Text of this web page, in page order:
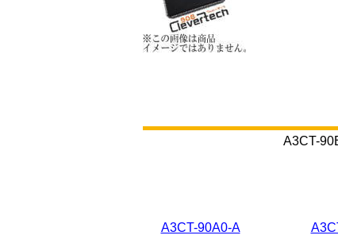
A3CT-
A3CT-90A0-A